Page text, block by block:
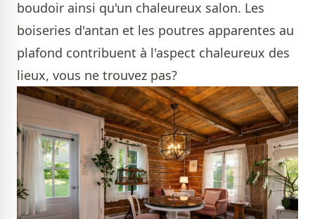
boudoir ainsi qu'un chaleureux salon. Les
boiseries d'antan et les poutres apparentes au
plafond contribuent à l'aspect chaleureux des
lieux, vous ne trouvez pas?